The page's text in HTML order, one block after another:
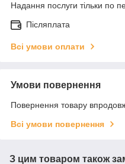
Надання послуги тільки по
Післяплата
Всі умови оплати
Умови повернення
Повернення товару
Всі умови повернення
З цим товаром також